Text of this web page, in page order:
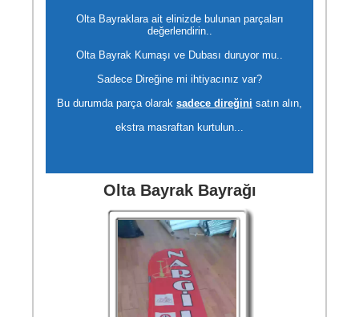
Olta Bayraklara ait elinizde bulunan parçaları
değerlendirin..
Olta Bayrak Kumaşı ve Dubası duruyor mu..
Sadece Direğine mi ihtiyacınız var?
Bu durumda parça olarak sadece direğini satın alın,
ekstra masraftan kurtulun...
Olta Bayrak Bayrağı